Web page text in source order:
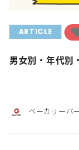
ARTICLE
男女別・年代
ベーカリーパ